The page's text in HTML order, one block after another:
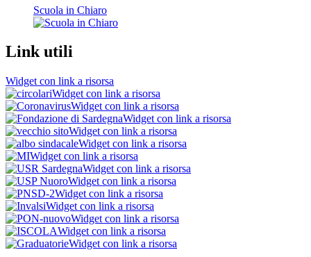
Scuola in Chiaro
Link utili
Widget con link a risorsa
Widget con link a risorsa
Widget con link a risorsa
Widget con link a risorsa
Widget con link a risorsa
Widget con link a risorsa
Widget con link a risorsa
Widget con link a risorsa
Widget con link a risorsa
Widget con link a risorsa
Widget con link a risorsa
Widget con link a risorsa
Widget con link a risorsa
Widget con link a risorsa